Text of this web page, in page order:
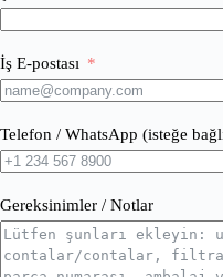
İş E-postası
Telefon / WhatsApp (isteğe
Gereksinimler / Notlar